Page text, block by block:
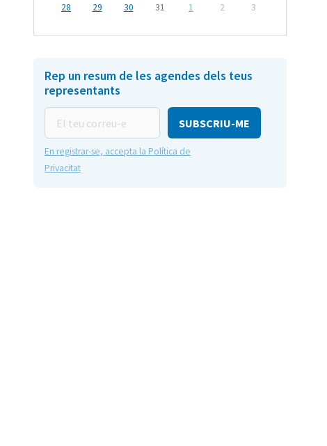
28
29 30 31 1 2 3
Rep un resum de les agendes dels teus
representants
teu
correu-
e
En registrar-se, accepta la Política de
Privacitat